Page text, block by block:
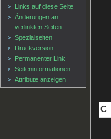
C
Links auf diese Seite
Änderungen an
verlinkten Seiten
Spezialseiten
Druckversion
Permanenter Link
Seiten­informationen
Attribute anzeigen